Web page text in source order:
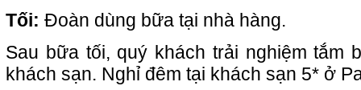
Tối: Đoàn dùng bữa tại nhà hàng.
Sau bữa tối, quý khách trải nghiệm tắm
khách sạn. Nghỉ đêm tại khách sạn 5* ở